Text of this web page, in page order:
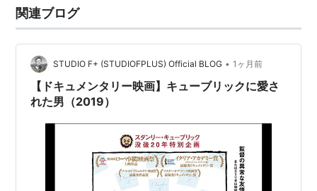
関連ブログ
STUDIO F+ (STUDIOFPLUS) Official BLOG • 1ヶ月前
【ドキュメンタリー映画】キューブリックに愛さ
れた男（2019）